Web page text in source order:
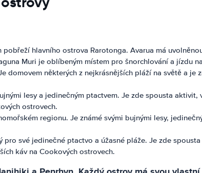
hlavního ostrova Rarotonga. Avarua má
Muri je oblíbeným místem pro šnorchlování a jízdu
některých z nejkrásnějších pláží na světě a je
lesy a jedinečným ptactvem. Je zde spousta aktivit,
ostrovech.
regionu. Je známé svými bujnými lesy,
své jedinečné ptactvo a úžasné pláže. Je zde
káv na Cookových ostrovech.